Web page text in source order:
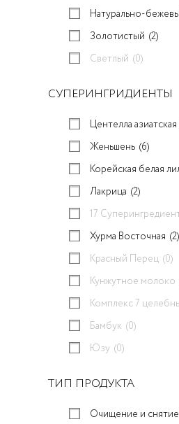
Натурально-
Золотистый (2)
Светлый (0)
СУПЕРИНГРИДИЕНТЫ
Центелла азиатская
Женьшень (6)
Корейская белая
Лакрица (2)
17
Хурма Восточная (2)
Красный Перец (0)
Кунжутное молоко
Комплекс 7
Бамбук (0)
Юзу (0)
ТИП ПРОДУКТА
Очищение и